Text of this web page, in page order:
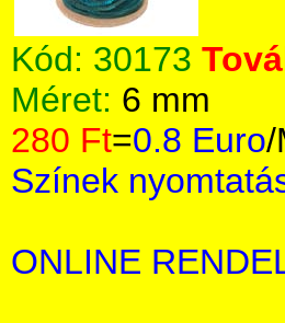
Kód: 30173
Méret: 6 mm
280 Ft=0.8 Euro/
Színek
ONLINE